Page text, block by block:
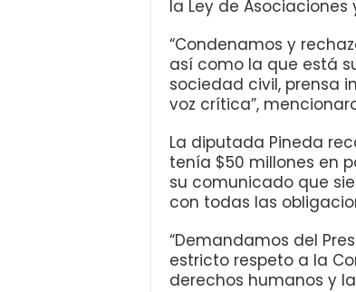
la Ley de Asociaciones
“Condenamos y
así como la que está
sociedad civil, prensa
voz crítica”,
La diputada Pineda
tenía $50 millones en
su comunicado que
con todas las
“Demandamos del
estricto respeto a la
derechos humanos y la